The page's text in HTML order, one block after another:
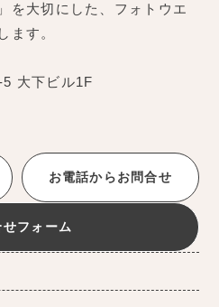
を大切にした、フォトウエ
ます。
大下ビル1F
お電話からお問合せ
せフォーム